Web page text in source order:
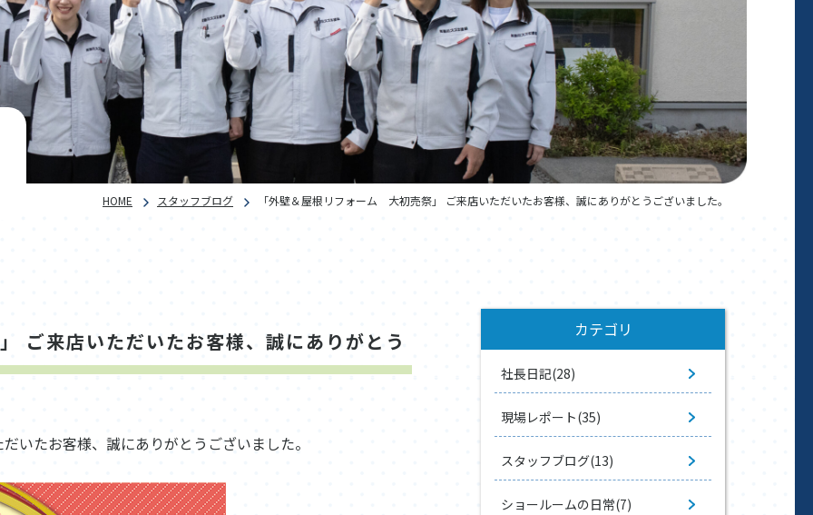
HOME スタッフブログ 「外壁＆屋根リフォーム 大初売祭」 ご来店いただいたお客様、誠にありがとうございました。
ご来店いただいたお客様、誠にありがとう
たお客様、誠にありがとうございました。
カテゴリ
社長日記(28)
現場レポート(35)
スタッフブログ(13)
ショールームの日常(7)